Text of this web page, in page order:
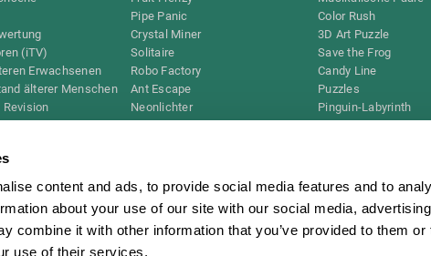
content and ads, to provide social media features and to
about your use of our site with our social media,
combine it with other information that you’ve provided to them or
use of their services.
(iTV)
Erwachsenen
älterer Menschen
Pipe Panic
Crystal Miner
Solitaire
Robo Factory
Ant Escape
Neonlichter
Space Rescue
Math Madness
Marble Race
Musik-Tennis
Color Rush
3D Art Puzzle
Save the Frog
Candy Line
Puzzles
Pinguin-Labyrinth
Spiele für mentale
Beweglichkeit
Online-
Gehirnjogging-Spiele